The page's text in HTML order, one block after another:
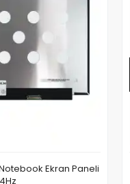
Notebook Ekran Paneli